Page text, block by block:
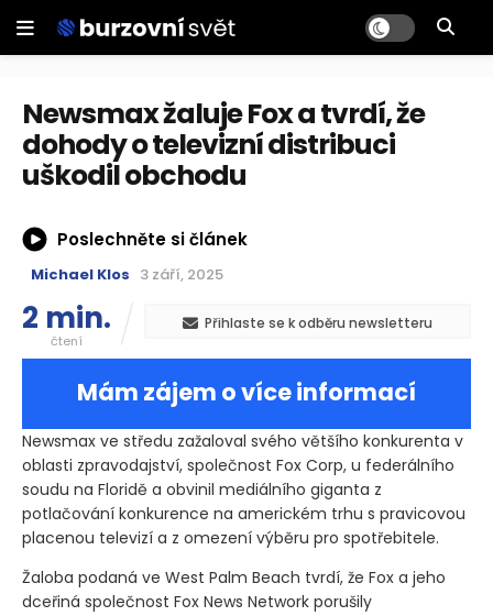
Newsmax žaluje Fox a tvrdí, že
dohody o televizní distribuci
uškodil obchodu
Poslechněte si článek
Michael Klos 3 září, 2025
2 min.
čtení
Přihlaste se k odběru newsletteru
Mám zájem o více informací
Newsmax ve středu zažaloval svého většího konkurenta v
oblasti zpravodajství, společnost Fox Corp, u federálního
soudu na Floridě a obvinil mediálního giganta z
potlačování konkurence na americkém trhu s pravicovou
placenou televizí a z omezení výběru pro spotřebitele.
Žaloba podaná ve West Palm Beach tvrdí, že Fox a jeho
dceřiná společnost Fox News Network porušily